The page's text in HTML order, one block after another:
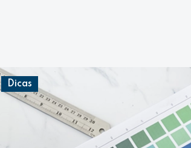
Dicas